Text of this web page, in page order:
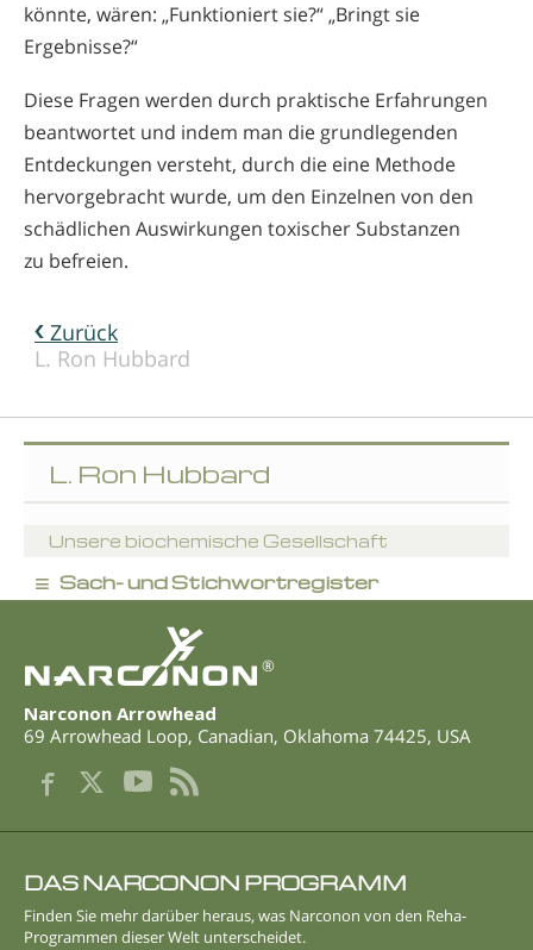
könnte, wären: „Funktioniert sie?“ „Bringt sie
Ergebnisse?“
Diese Fragen werden durch praktische Erfahrungen
beantwortet und indem man die grundlegenden
Entdeckungen versteht, durch die eine Methode
hervorgebracht wurde, um den Einzelnen von den
schädlichen Auswirkungen toxischer Substanzen
zu befreien.
Zurück
L. Ron Hubbard
L. Ron Hubbard
Unsere biochemische Gesellschaft
≡ Sach- und Stichwortregister
®
Narconon Arrowhead
69 Arrowhead Loop, Canadian, Oklahoma 74425, USA
DAS NARCONON PROGRAMM
Finden Sie mehr darüber heraus, was Narconon von den Reha-
Programmen dieser Welt unterscheidet.